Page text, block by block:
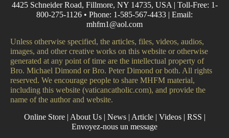
4425 Schneider Road, Fillmore, NY 14735, USA | Toll-Free: 1-
800-275-1126 • Phone: 1-585-567-4433 | Email:
mhfm1@aol.com
Unless otherwise specified, the articles, files, videos, audios,
images, and other creative works on this website or otherwise
generated at any point of time are the intellectual property of
Bro. Michael Dimond or Bro. Peter Dimond or both. All rights
reserved. We encourage people to share MHFM material,
including this website (vaticancatholic.com), and provide the
name of the author and website.
Online Store| About Us| News| Article| Videos| RSS |
Envoyez-nous un message